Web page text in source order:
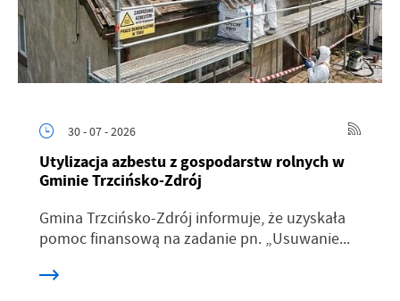
30 - 07 - 2026
Utylizacja azbestu z gospodarstw rolnych w
Gminie Trzcińsko-Zdrój
Gmina Trzcińsko-Zdrój informuje, że uzyskała
pomoc finansową na zadanie pn. „Usuwanie...